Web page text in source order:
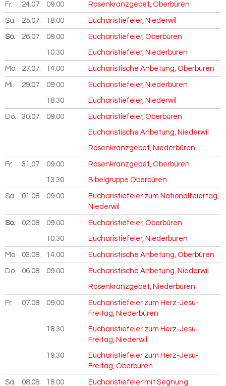
Fr. 24.07. 2026
09.00 Rosenkranzgebet, Oberbüren
Sa. 25.07. 2026
18.00 Eucharistiefeier, Niederwil
So. 26.07. 2026
09.00 Eucharistiefeier, Oberbüren
10.30 Eucharistiefeier, Niederbüren
Mo. 27.07. 2026
14.00 Eucharistische Anbetung, Oberbüren
Mi. 29.07. 2026
09.00 Eucharistiefeier, Niederbüren
18.30 Eucharistiefeier, Niederwil
Do. 30.07. 2026
09.00 Eucharistiefeier, Oberbüren
Eucharistische Anbetung, Niederwil
Rosenkranzgebet, Niederbüren
Fr. 31.07. 2026
09.00 Rosenkranzgebet, Oberbüren
13.30 Bibelgruppe Oberbüren
Sa. 01.08. 2026
09.00
Eucharistiefeier zum Nationalfeiertag,
Niederwil
So. 02.08. 2026
09.00 Eucharistiefeier, Oberbüren
10.30 Eucharistiefeier, Niederbüren
Mo. 03.08. 2026
14.00 Eucharistische Anbetung, Oberbüren
Do. 06.08. 2026
09.00 Eucharistische Anbetung, Niederwil
Rosenkranzgebet, Niederbüren
Fr. 07.08. 2026
09.00
Eucharistiefeier zum Herz-Jesu-
Freitag, Niederbüren
18.30
Eucharistiefeier zum Herz-Jesu-
Freitag, Niederwil
19.30
Eucharistiefeier zum Herz-Jesu-
Freitag, Oberbüren
Sa. 08.08. 2026
18.00
Eucharistiefeier mit Segnung